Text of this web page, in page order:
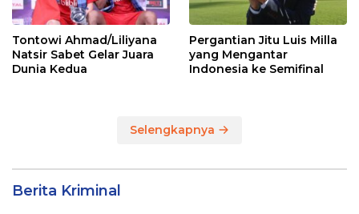
Tontowi Ahmad/Liliyana
Natsir Sabet Gelar Juara
Dunia Kedua
Pergantian Jitu Luis Milla
yang Mengantar
Indonesia ke Semifinal
Selengkapnya
Berita Kriminal